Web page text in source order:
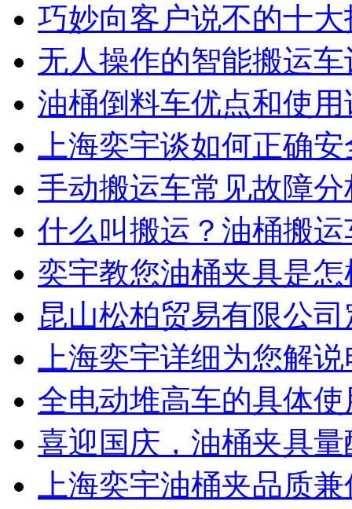
巧妙向客户说不的十大
无人操作的智能搬运
油桶倒料车优点和使用
上海奕宇谈如何正确
手动搬运车常见故障
什么叫搬运？油桶搬
奕宇教您油桶夹具是
昆山松柏贸易有限公
上海奕宇详细为您解
全电动堆高车的具体
喜迎国庆，油桶夹具量
上海奕宇油桶夹品质